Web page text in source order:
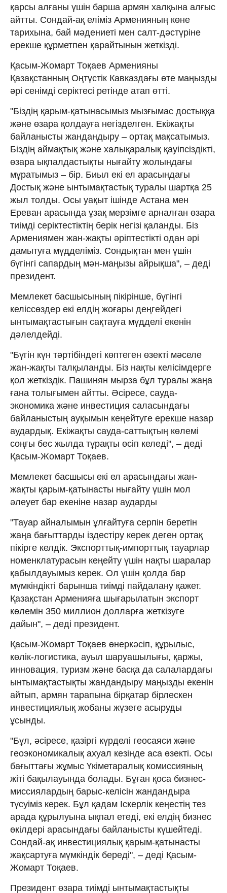
қарсы алғаны үшін барша армян халқына алғыс
айтты. Сондай-ақ еліміз Арменияның көне
тарихына, бай мәдениеті мен салт-дәстүріне
ерекше құрметпен қарайтынын жеткізді.
Қасым-Жомарт Тоқаев Арменияны
Қазақстанның Оңтүстік Кавказдағы өте маңызды
әрі сенімді серіктесі ретінде атап өтті.
"Біздің қарым-қатынасымыз мызғымас достыққа
және өзара қолдауға негізделген. Екіжақты
байланысты жандандыру – ортақ мақсатымыз.
Біздің аймақтық және халықаралық қауіпсіздікті,
өзара ықпалдастықты нығайту жолындағы
мұратымыз – бір. Биыл екі ел арасындағы
Достық және ынтымақтастық туралы шартқа 25
жыл толды. Осы уақыт ішінде Астана мен
Ереван арасында ұзақ мерзімге арналған өзара
тиімді серіктестіктің берік негізі қаланды. Біз
Армениямен жан-жақты әріптестікті одан әрі
дамытуға мүдделіміз. Сондықтан мен үшін
бүгінгі сапардың мән-маңызы айрықша", – деді
президент.
Мемлекет басшысының пікірінше, бүгінгі
келіссөздер екі елдің жоғары деңгейдегі
ынтымақтастығын сақтауға мүдделі екенін
дәлелдейді.
"Бүгін күн тәртібіндегі көптеген өзекті мәселе
жан-жақты талқыланды. Біз нақты келісімдерге
қол жеткіздік. Пашинян мырза бұл туралы жаңа
ғана толығымен айтты. Әсіресе, сауда-
экономика және инвестиция саласындағы
байланыстың ауқымын кеңейтуге ерекше назар
аудардық. Екіжақты сауда-саттықтың көлемі
соңғы бес жылда тұрақты өсіп келеді", – деді
Қасым-Жомарт Тоқаев.
Мемлекет басшысы екі ел арасындағы жан-
жақты қарым-қатынасты нығайту үшін мол
әлеует бар екеніне назар аударды
"Тауар айналымын ұлғайтуға серпін беретін
жаңа бағыттарды іздестіру керек деген ортақ
пікірге келдік. Экспорттық-импорттық тауарлар
номенклатурасын кеңейту үшін нақты шаралар
қабылдауымыз керек. Ол үшін қолда бар
мүмкіндікті барынша тиімді пайдалану қажет.
Қазақстан Арменияға шығарылатын экспорт
көлемін 350 миллион долларға жеткізуге
дайын", – деді президент.
Қасым-Жомарт Тоқаев өнеркәсіп, құрылыс,
көлік-логистика, ауыл шаруашылығы, қаржы,
инновация, туризм және басқа да салалардағы
ынтымақтастықты жандандыру маңызды екенін
айтып, армян тарапына бірқатар бірлескен
инвестициялық жобаны жүзеге асыруды
ұсынды.
"Бұл, әсіресе, қазіргі күрделі геосаяси және
геоэкономикалық ахуал кезінде аса өзекті. Осы
бағыттағы жұмыс Үкіметаралық комиссияның
жіті бақылауында болады. Бұған қоса бизнес-
миссиялардың барыс-келісін жандандыра
түсуіміз керек. Бұл қадам Іскерлік кеңестің тез
арада құрылуына ықпал етеді, екі елдің бизнес
өкілдері арасындағы байланысты күшейтеді.
Сондай-ақ инвестициялық қарым-қатынасты
жақсартуға мүмкіндік береді", – деді Қасым-
Жомарт Тоқаев.
Президент өзара тиімді ынтымақтастықты